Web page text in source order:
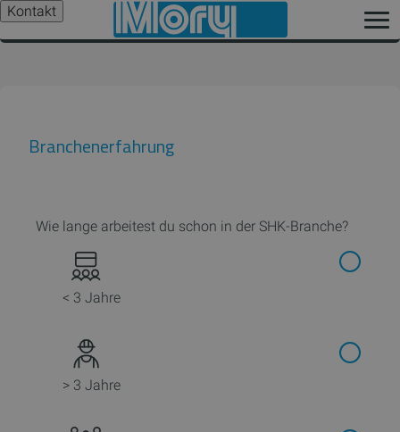
Kontakt
Branchenerfahrung
Wie lange arbeitest du schon in der SHK-Branche?
< 3 Jahre
> 3 Jahre